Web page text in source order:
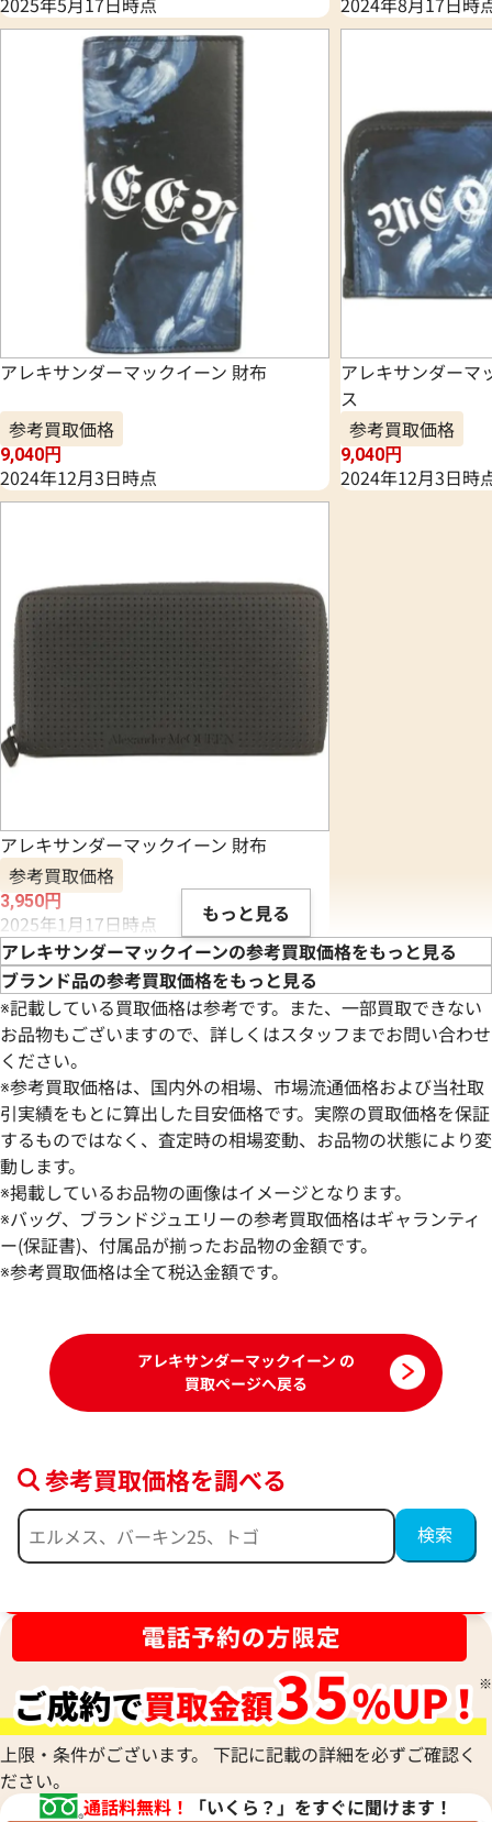
アレキサンダーマックイーン 財布
参考買取価格
9,040円
2024年12月3日時点
アレキサンダーマ
ス
参考買取価格
9,040円
2024年12月3日時
アレキサンダーマックイーン 財布
参考買取価格
3,950円
2025年1月17日時点
もっと見る
アレキサンダーマックイーンの参考買取価格をもっと見る
ブランド品の参考買取価格をもっと見る
※記載している買取価格は参考です。また、一部買取できない
お品物もございますので、詳しくはスタッフまでお問い合わせ
ください。
※参考買取価格は、国内外の相場、市場流通価格および当社取
引実績をもとに算出した目安価格です。実際の買取価格を保証
するものではなく、査定時の相場変動、お品物の状態により変
動します。
※掲載しているお品物の画像はイメージとなります。
※バッグ、ブランドジュエリーの参考買取価格はギャランティ
ー(保証書)、付属品が揃ったお品物の金額です。
※参考買取価格は全て税込金額です。
アレキサンダーマックイーン の
買取ページへ戻る
参考買取価格を調べる
上限・条件がございます。 下記に記載の詳細を必ずご確認く
ださい。
通話料無料！
「いくら？」をすぐに聞けます！